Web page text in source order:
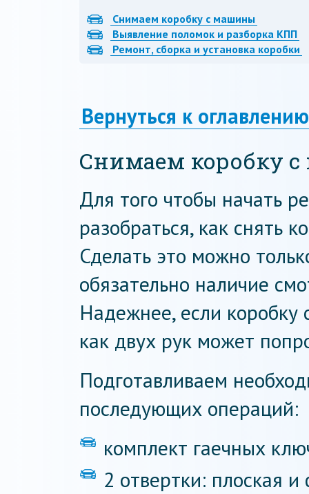
Снимаем коробку с машины
Выявление поломок и разборка КПП
Ремонт, сборка и установка коробки
Вернуться к оглавлению
Снимаем коробку
Для того чтобы начать
разобраться, как снять
Сделать это можно
обязательно наличие
Надежнее, если коробку
как двух рук может
Подготавливаем
последующих операций:
комплект гаечных
2 отвертки: плоская и